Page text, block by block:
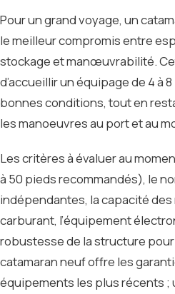
Pour un grand voyage, un
le meilleur compromis entre
stockage et manœuvrabilité.
d’accueillir un équipage de 4 à
bonnes conditions, tout en
les manoeuvres au port et au
Les critères à évaluer au
à 50 pieds recommandés), le
indépendantes, la capacité des
carburant, l’équipement
robustesse de la structure pour
catamaran neuf offre les
équipements les plus récents ;